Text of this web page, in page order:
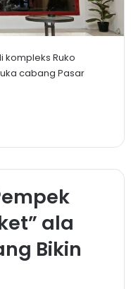
kompleks Ruko
cabang Pasar
ala
Bikin